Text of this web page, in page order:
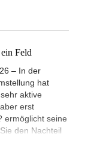
Feld
– In der
hat
aktive
erst
ermöglicht seine
den Nachteil